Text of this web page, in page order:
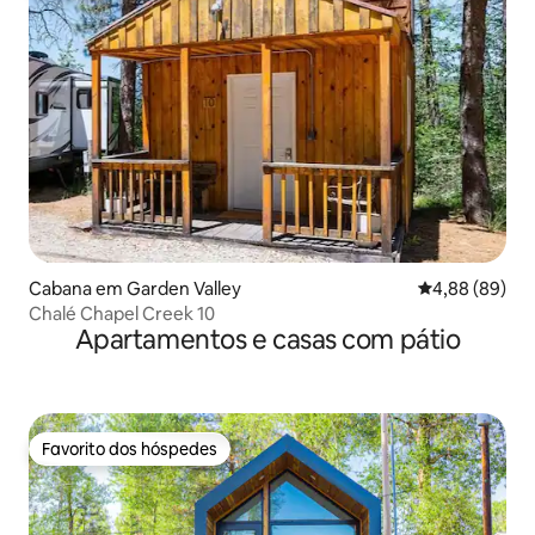
Cabana em Garden Valley Classificação
4,88 (89)
Chalé Chapel Creek 10
Apartamentos e casas com pátio
Favorito dos hóspedes
Favorito dos hóspedes